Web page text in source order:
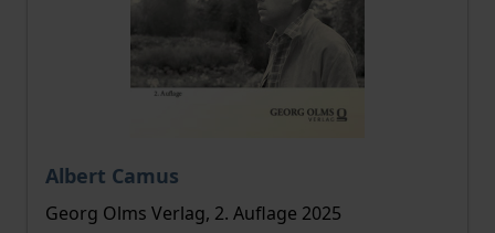
Albert Camus
Der Preis dieses Titels richtet sich nach der
Georg Olms Verlag, 2. Auflage 2025